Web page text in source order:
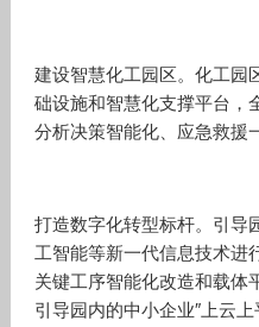
建设智慧化工园区。化工园
础设施和智慧化支撑平台，
分析决策智能化、应急救援
打造数字化转型标杆。引导
工智能等新一代信息技术进
关键工序智能化改造和载体
引导园内的中小企业″上云